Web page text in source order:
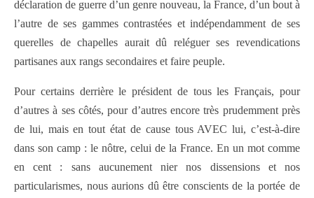
déclaration de guerre d’un genre nouveau, la France, d’un bout à
l’autre de ses gammes contrastées et indépendamment de ses
querelles de chapelles aurait dû reléguer ses revendications
partisanes aux rangs secondaires et faire peuple.
Pour certains derrière le président de tous les Français, pour
d’autres à ses côtés, pour d’autres encore très prudemment près
de lui, mais en tout état de cause tous AVEC lui, c’est-à-dire
dans son camp : le nôtre, celui de la France. En un mot comme
en cent : sans aucunement nier nos dissensions et nos
particularismes, nous aurions dû être conscients de la portée de